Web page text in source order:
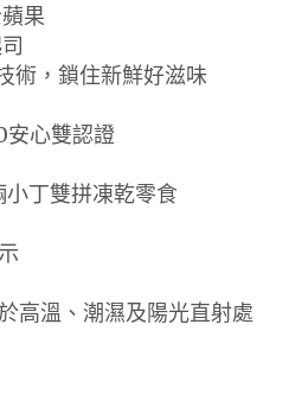
果
術，鎖住新鮮好滋味
心雙認證
丁雙拼凍乾零食
高溫、潮濕及陽光直射處